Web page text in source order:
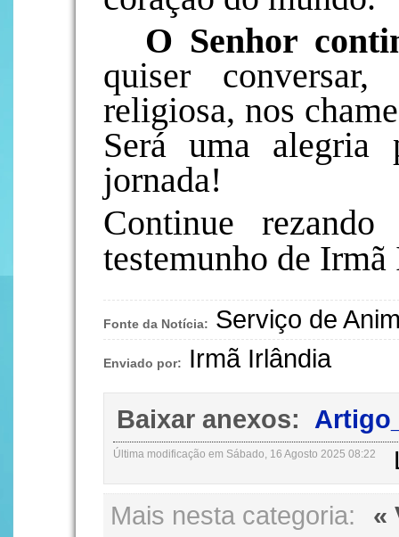
O Senhor
quiser
religiosa, nos
Será uma alegria
jornada!
Continue
testemunho de
Fonte da Notícia: Serviço de
Enviado por: Irmã Irlândia
Baixar anexos:
Última modificação em Sábado, 16 Agosto 2025 08:22
Mais nesta categoria:
«